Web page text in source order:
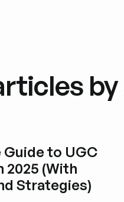
to UGC
2025 (With
Strategies)